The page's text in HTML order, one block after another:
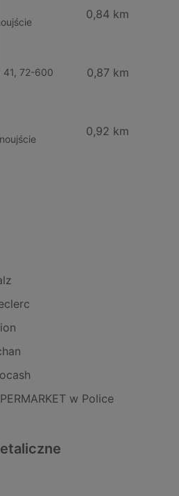
0,84 km
41, 72-600
0,87 km
0,92 km
w Police